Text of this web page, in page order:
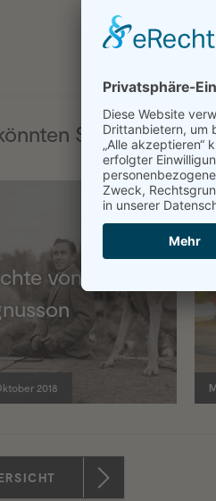
Sie auch
von Oma
2018